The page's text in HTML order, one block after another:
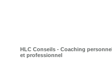
HLC Conseils - Coaching personnel
et professionnel